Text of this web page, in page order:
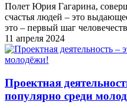
Полет Юрия Гагарина,
счастья людей – это
это – первый шаг
11 апреля 2024
Проектная
популярно среди